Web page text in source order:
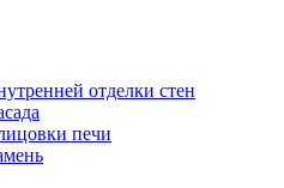
отделки стен
печи